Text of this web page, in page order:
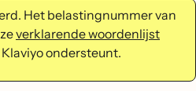
Het belastingnummer van
verklarende woordenlijst
ondersteunt.